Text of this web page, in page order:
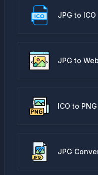
JPG to ICO
JPG to
ICO to PNG
JPG